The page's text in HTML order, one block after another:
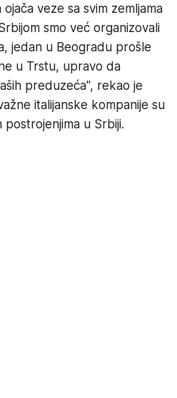
veze sa svim zemljama
smo već organizovali
jedan u Beogradu prošle
u Trstu, upravo da
preduzeća", rekao je
italijanske kompanije su
u Srbiji.